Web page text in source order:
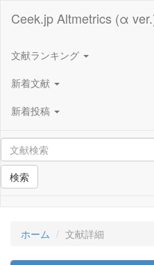
Ceek.jp Altmetrics (α
文献ランキング
新着文献
新着投稿
検索
ホーム 文献詳細